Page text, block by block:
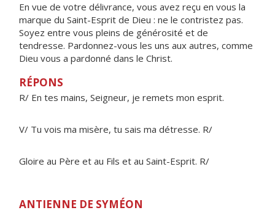
En vue de votre délivrance, vous avez reçu en vous la
marque du Saint-Esprit de Dieu : ne le contristez pas.
Soyez entre vous pleins de générosité et de
tendresse. Pardonnez-vous les uns aux autres, comme
Dieu vous a pardonné dans le Christ.
RÉPONS
R/ En tes mains, Seigneur, je remets mon esprit.
V/ Tu vois ma misère, tu sais ma détresse. R/
Gloire au Père et au Fils et au Saint-Esprit. R/
ANTIENNE DE SYMÉON